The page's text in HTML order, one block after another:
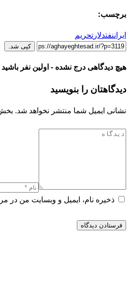
برچسب:
ایراننفتدلار تحریم
کپی شد.
هیچ دیدگاهی درج نشده - اولین نفر باشید
دیدگاهتان را بنویسید
نشانی ایمیل شما منتشر نخواهد شد.
ذخیره نام، ایمیل و وبسایت من در